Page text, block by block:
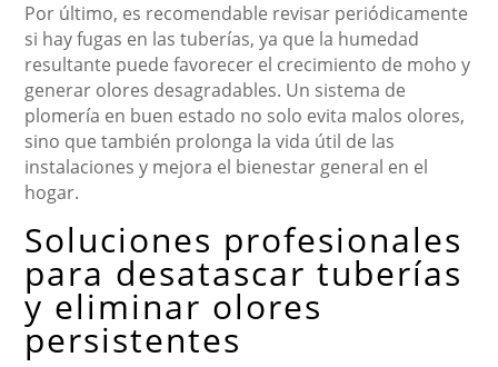
Por último, es recomendable revisar periódicamente
si hay fugas en las tuberías, ya que la humedad
resultante puede favorecer el crecimiento de moho y
generar olores desagradables. Un sistema de
plomería en buen estado no solo evita malos olores,
sino que también prolonga la vida útil de las
instalaciones y mejora el bienestar general en el
hogar.
Soluciones profesionales
para desatascar tuberías
y eliminar olores
persistentes